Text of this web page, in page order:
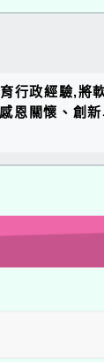
行政經驗,將
恩關懷、創